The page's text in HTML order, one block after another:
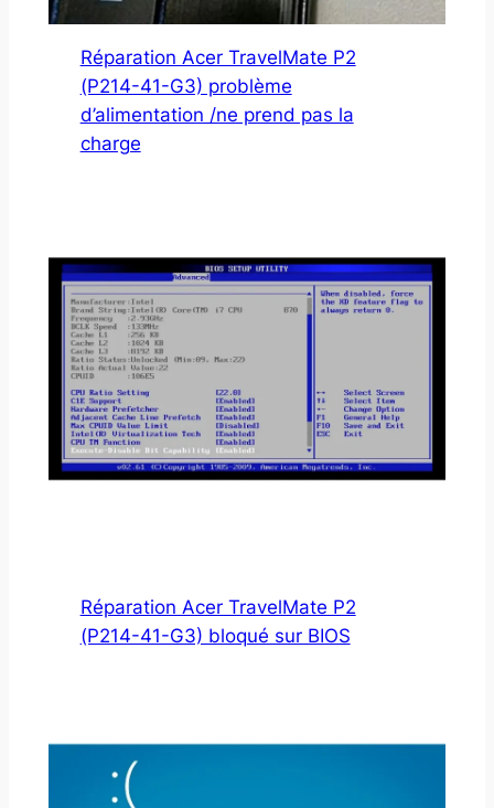
Réparation Acer TravelMate P2
(P214-41-G3) problème
d’alimentation /ne prend pas la
charge
Réparation Acer TravelMate P2
(P214-41-G3) bloqué sur BIOS